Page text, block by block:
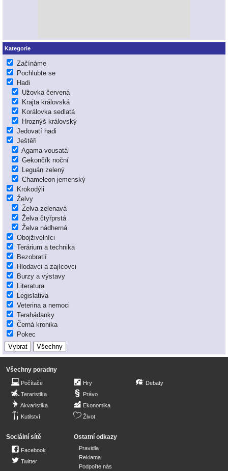
Kategorie
Začínáme
Pochlubte se
Hadi
Užovka červená
Krajta královská
Korálovka sedlatá
Hroznýš královský
Jedovatí hadi
Ještěři
Agama vousatá
Gekončík noční
Leguán zelený
Chameleon jemenský
Krokodýli
Želvy
Želva zelenavá
Želva čtyřprstá
Želva nádherná
Obojživelníci
Terárium a technika
Bezobratlí
Hlodavci a zajícovci
Burzy a výstavy
Literatura
Legislativa
Veterina a nemoci
Terahádanky
Černá kronika
Pokec
Všechny poradny
Počítače
Teraristika
Akvaristika
Kutilství
Hry
Právo
Ekonomika
Život
Debaty
Sociální sítě
Facebook
Twitter
Ostatní odkazy
Pravidla
Reklama
Podpořte nás